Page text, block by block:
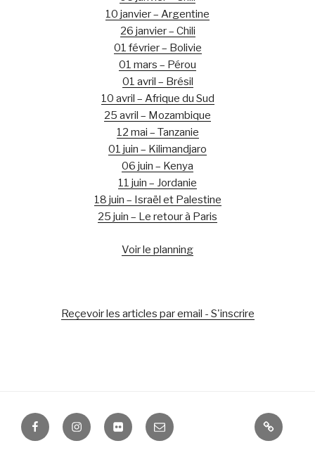
10 janvier – Argentine
26 janvier – Chili
01 février – Bolivie
01 mars – Pérou
01 avril – Brésil
10 avril – Afrique du Sud
25 avril – Mozambique
12 mai – Tanzanie
01 juin – Kilimandjaro
06 juin – Kenya
11 juin – Jordanie
18 juin – Israël et Palestine
25 juin – Le retour à Paris
Voir le planning
Reçevoir les articles par email - S'inscrire
FacebookInstagramFlickr
E-
mail
Mentions
Légales